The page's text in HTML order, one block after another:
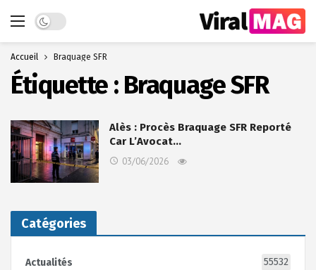
Dark mode
Accueil Braquage SFR
Étiquette : Braquage SFR
Alès : Procès Braquage SFR Reporté
Car L’Avocat…
03/06/2026
Catégories
Actualités 55532